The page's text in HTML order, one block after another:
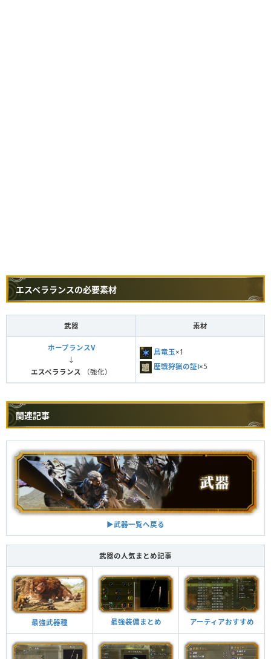
エスペラランスの必要素材
武器 素材
ホープランスV
↓
エスペラランス （強化）
鳥竜玉×1
歴戦狩猟の証Ⅰ×5
関連記事
▶︎武器一覧へ戻る
武器の人気まとめ記事
最強武器種 最強装備まとめ アーティアおすすめ